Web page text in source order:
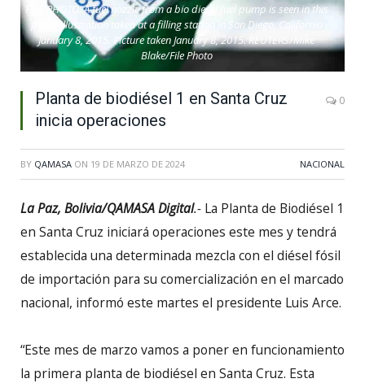
FILE PHOTO: A fuel nozzle from a bio diesel fuel pump is seen in this
photo illustration taken at a filling station in San Diego, California
January 8, 2015. Picture taken January 8, 2015. REUTERS/Mike
Blake/File Photo
Planta de biodiésel 1 en Santa Cruz
inicia operaciones
0
BY QAMASA ON 19 DE MARZO DE 2024 NACIONAL
La Paz, Bolivia/QAMASA Digital.- La Planta de Biodiésel 1
en Santa Cruz iniciará operaciones este mes y tendrá
establecida una determinada mezcla con el diésel fósil
de importación para su comercialización en el marcado
nacional, informó este martes el presidente Luis Arce.
“Este mes de marzo vamos a poner en funcionamiento
la primera planta de biodiésel en Santa Cruz. Esta